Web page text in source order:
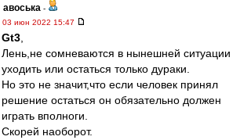
авоська -
03 июн 2022 15:47
Gt3
Лень,не сомневаются в нынешней ситуации
уходить или остаться только дураки.
Но это не значит,что если человек принял
решение остаться он обязательно должен
играть вполноги.
Скорей наоборот.